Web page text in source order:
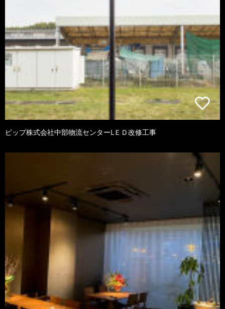
ピップ株式会社中部物流センターLＥＤ改修工事